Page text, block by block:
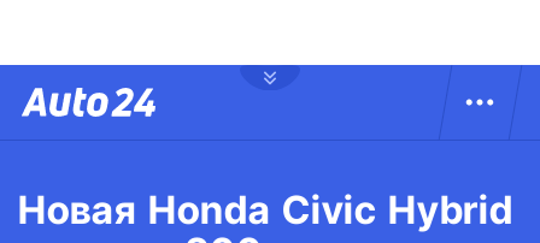
Новая Honda Civic Hybrid